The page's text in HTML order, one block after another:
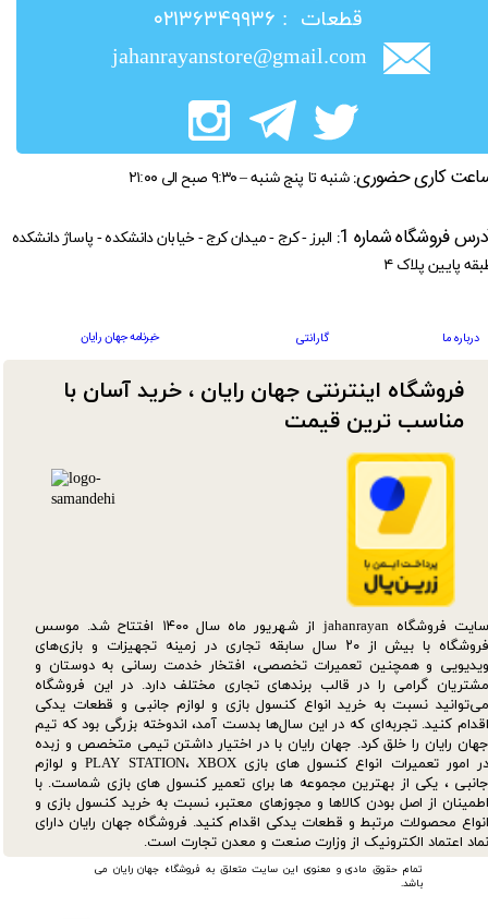
تمام حقوق مادی و معنوی این سایت متعلق به فروشگاه جهان رایان می
باشد.
​قطعات : ۰۲۱۳۶۳۴۹۹۳۶
jahanrayanstore@gmail.com
سایت فروشگاه jahanrayan از شهریور ماه سال ۱۴۰۰ افتتاح شد. موسس
فروشگاه با بیش از ۲۰ سال سابقه تجاری در زمینه تجهیزات و بازی‌های
ویدیویی و همچنین تعمیرات تخصصی، افتخار خدمت رسانی به دوستان و
مشتریان گرامی را در قالب برندهای تجاری مختلف دارد. در این فروشگاه
می‌توانید نسبت به خرید انواع کنسول بازی و لوازم جانبی و قطعات یدکی‌
اقدام کنید. تجربه‌ای که در این سال‌ها بدست آمد، اندوخته بزرگی بود که تیم
جهان رایان را خلق کرد. جهان رایان با در اختیار داشتن تیمی متخصص و زبده
در امور تعمیرات انواع کنسول های بازی PLAY STATION، XBOX و لوازم
جانبی ، یکی از بهترین مجموعه ها برای تعمیر کنسول های بازی شماست. با
اطمینان از اصل بودن کالاها و مجوزهای معتبر، نسبت به خرید کنسول بازی و
انواع محصولات مرتبط و قطعات یدکی اقدام کنید. فروشگاه جهان رایان دارای
نماد اعتماد الکترونیک از وزارت صنعت و معدن تجارت است.
فروشگاه اینترنتی جهان رایان ، خرید آسان با
مناسب ترین قیمت​​​​​​​
کاری حضوری: شنبه تا پنج شنبه – ۹:۳۰ صبح الی ۲۱:۰۰
درباره ما گارانتی خبرنامه جهان رایان
فروشگاه شماره 1:
البرز - کرج - میدان کرج - خیابان دانشکده - پاساژ دانشکده
پایین پلاک ۴